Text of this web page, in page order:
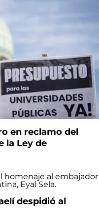
en reclamo del
la Ley de
despidió al